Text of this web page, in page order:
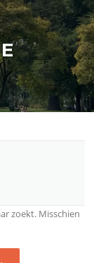
zoekt. Misschien